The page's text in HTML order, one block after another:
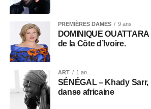
PREMIÈRES DAMES 9 ans .
DOMINIQUE
de la Côte d’Ivoire.
ART 1 an .
SÉNÉGAL – Khady Sarr,
danse africaine